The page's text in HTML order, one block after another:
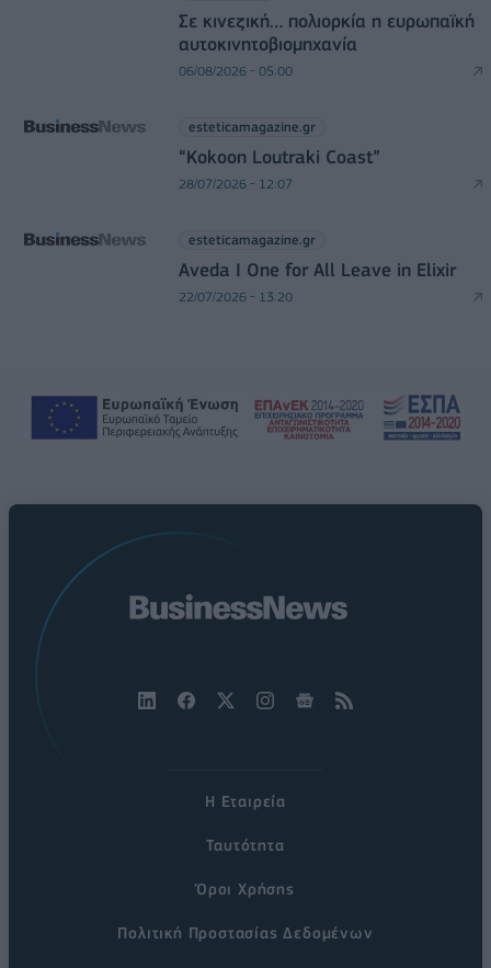
Σε κινεζική… πολιορκία η ευρωπαϊκή
αυτοκινητοβιομηχανία
06/08/2026 - 05:00
esteticamagazine.gr
“Kokoon Loutraki Coast”
28/07/2026 - 12:07
esteticamagazine.gr
Aveda I One for All Leave in Elixir
22/07/2026 - 13:20
Η Εταιρεία
Ταυτότητα
Όροι Χρήσης
Πολιτική Προστασίας Δεδομένων